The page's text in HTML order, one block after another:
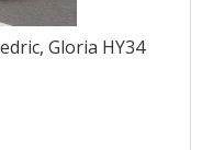
Gloria HY34